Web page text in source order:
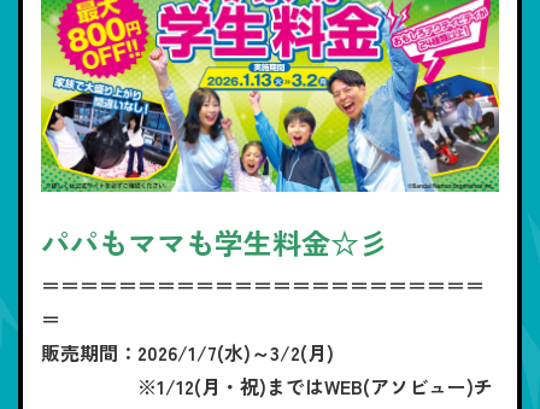
パパもママも学生料金☆彡
＝＝＝＝＝＝＝＝＝＝＝＝＝＝＝＝＝＝＝＝＝＝＝
＝
販売期間：2026/1/7(水)～3/2(月)
※1/12(月・祝)まではWEB(アソビュー)チ